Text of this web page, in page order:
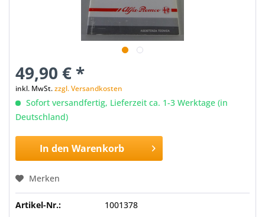
49,90 € *
inkl. MwSt.zzgl. Versandkosten
Sofort versandfertig, Lieferzeit ca. 1-3 Werktage (in
Deutschland)
In den Warenkorb
Merken
Artikel-Nr.: 1001378